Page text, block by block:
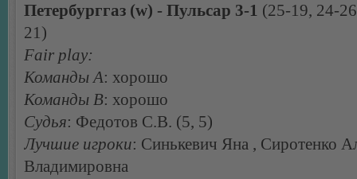
Петербурггаз (w) - Пульсар 3-1 (25-19, 24-
21)
Fair play:
Команды А: хорошо
Команды В: хорошо
Судья: Федотов С.В. (5, 5)
Лучшие игроки: Синькевич Яна , Сиротенко
Владимировна